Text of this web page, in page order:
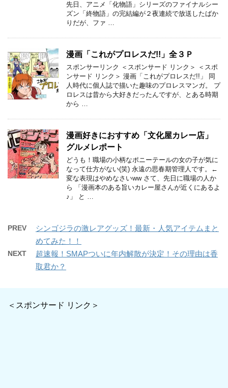
先日、アニメ「化物語」シリーズのファイナルシー
ズン「終物語」の完結編が２夜連続で放送したばか
りだが、ファ …
漫画「これがプロレスだ!!」全３Ｐ
スポンサーリンク ＜スポンサード リンク＞ ＜スポ
ンサード リンク＞ 漫画「これがプロレスだ!!」 同
人時代に個人誌で描いた趣味のプロレスマンガ。 プ
ロレスは昔から大好きだったんですが、とある時期
から …
漫画好きにおすすめ「文化屋カレー店」
グルメレポート
どうも！職場の小柄なポニーテールの女の子が気に
なって仕方がない(笑) 永遠の思春期管理人です。←
変な表現はやめなさいww さて、先日に職場の人か
ら 「漫画本のある旨いカレー屋さんが近くにあるよ
♪」 と …
PREV
シンゴジラの激レアグッズ！最新・人気アイテムまと
めてみた！！
NEXT
超速報！SMAPついに年内解散が決定！その理由は香
取君か？
＜スポンサード リンク＞